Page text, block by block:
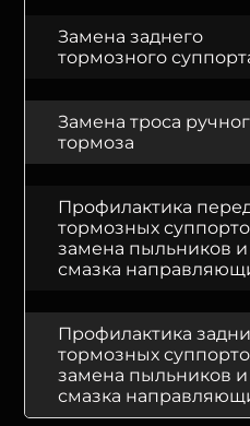
Замена заднего
тормозного
Замена троса
тормоза
Профилактика
тормозных
замена пыльников и
смазка
Профилактика
тормозных
замена пыльников и
смазка